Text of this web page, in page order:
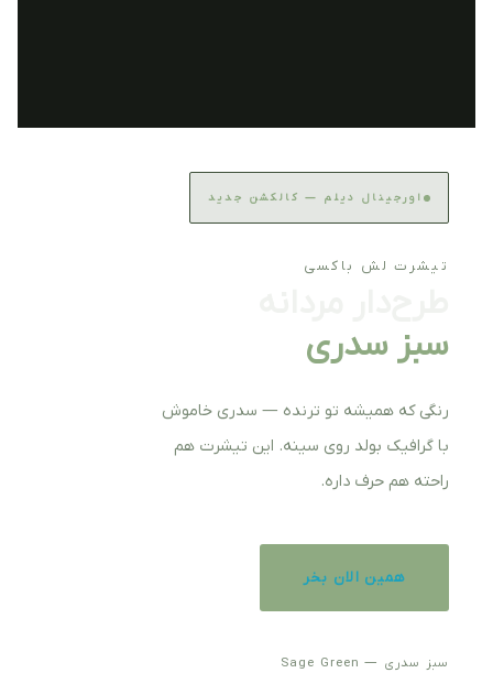
اورجینال دیلم — کالکشن جدید
تیشرت لش باکسی
سبز سدری
رنگی که همیشه تو ترنده — سدری خاموش
با گرافیک بولد روی سینه. این تیشرت هم
راحته هم حرف داره.
همین الان بخر
سبز سدری — Sage Green